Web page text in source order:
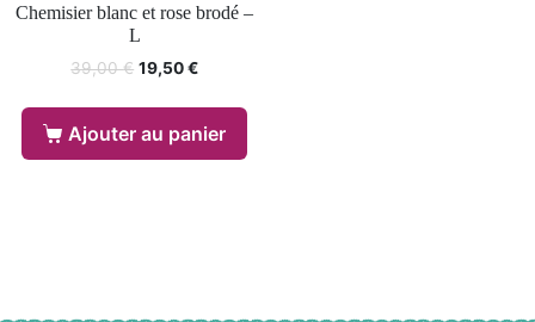
Chemisier blanc et rose brodé –
L
39,00€ 19,50€
Ajouter au panier